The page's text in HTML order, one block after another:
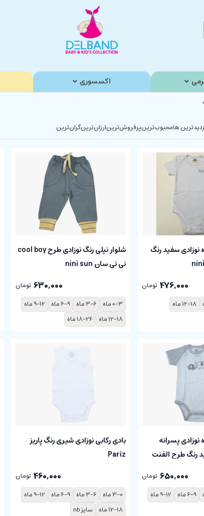
اکسسوری
هامحبوب‌‌ترینپرفروش‌ترینارزان‌ترینگران‌ترین
نوزادی سفید رنگ
476,000 تومان
12-18 ماه
شلوار نیلی رنگ نوزادی طرح cool boy
نی نی سان nini sun
630,000 تومان
0-3 ماه
3-6 ماه 6-9 ماه
9-12 ماه
12-18 ماه
18-24 ماه
نوزادی پسرانه
رنگ طرح الفنت
650,000 تومان
6-9 ماه
9-12 ماه
بادی رکابی نوزادی شیری رنگ پاریز
Pariz
460,000 تومان
3-0 ماه
3-6 ماه 6-9 ماه
9-12 ماه
12-18 ماه
سایز nb